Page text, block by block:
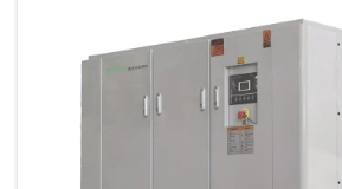
śrubowych z olejowym wtryskiem...